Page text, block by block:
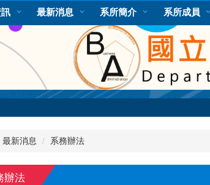
最新消息 系所簡介 系所成員
最新消息 系務辦法
辦法